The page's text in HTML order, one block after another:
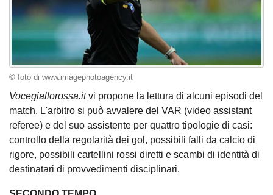
© foto di www.imagephotoagency.it
Vocegiallorossa.itvi propone la lettura di alcuni episodi del
match. L'arbitro si può avvalere del VAR (video assistant
referee) e del suo assistente per quattro tipologie di casi:
controllo della regolarità dei gol, possibili falli da calcio di
rigore, possibili cartellini rossi diretti e scambi di identità di
destinatari di provvedimenti disciplinari.